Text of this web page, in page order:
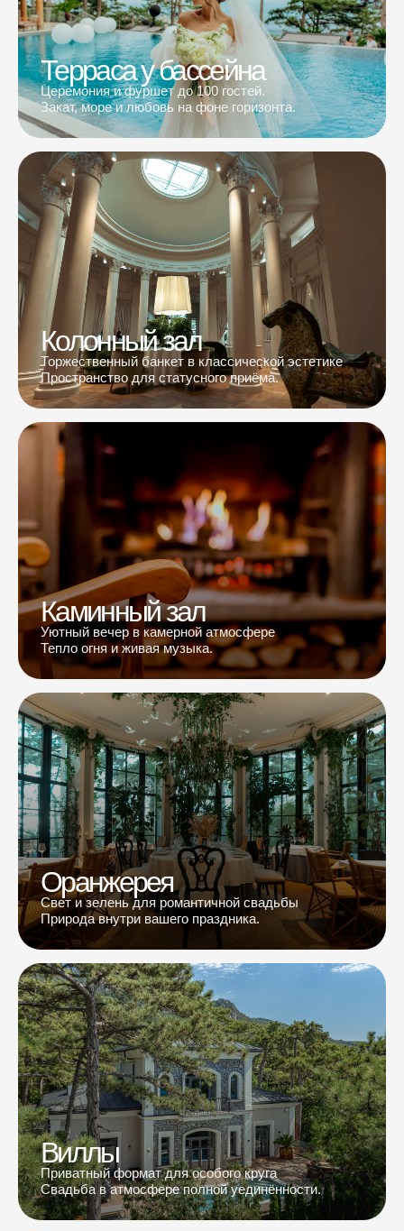
Терраса у бассейна
Церемония и фуршет до 100 гостей.
Закат, море и любовь на фоне горизонта.
Колонный зал
Торжественный банкет в классической эстетике
Пространство для статусного приёма.
Каминный зал
Уютный вечер в камерной атмосфере
Тепло огня и живая музыка.
Оранжерея
Свет и зелень для романтичной свадьбы
Природа внутри вашего праздника.
Виллы
Приватный формат для особого круга
Свадьба в атмосфере полной уединённости.